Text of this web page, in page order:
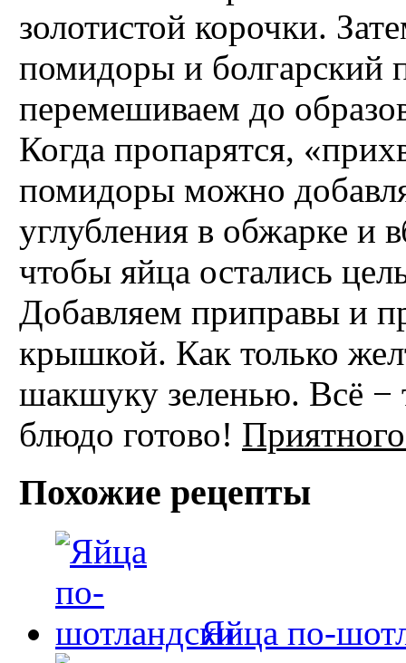
золотистой корочки.
помидоры и болгарский
перемешиваем до
Когда пропарятся,
помидоры можно
углубления в обжарке и
чтобы яйца остались
Добавляем приправы и
крышкой. Как только
шакшуку зеленью. Всё −
блюдо готово!
Похожие рецепты
Яйца по-